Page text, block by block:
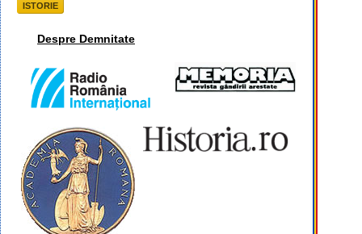
ISTORIE
Despre Demnitate